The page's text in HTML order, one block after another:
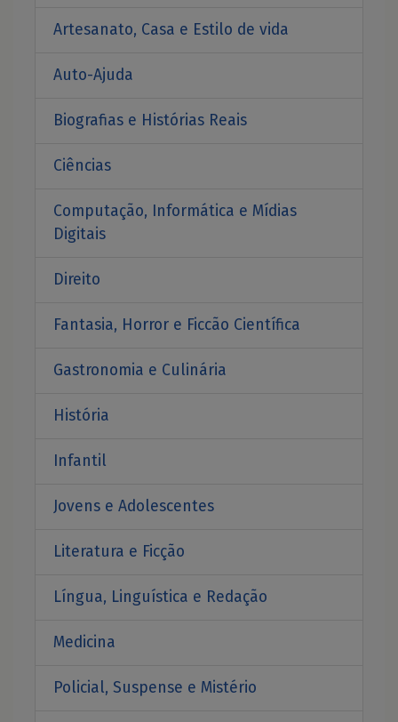
Artesanato, Casa e Estilo de vida
Auto-Ajuda
Biografias e Histórias Reais
Ciências
Computação, Informática e Mídias
Digitais
Direito
Fantasia, Horror e Ficcão Científica
Gastronomia e Culinária
História
Infantil
Jovens e Adolescentes
Literatura e Ficção
Língua, Linguística e Redação
Medicina
Policial, Suspense e Mistério